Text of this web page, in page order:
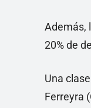
Además,
20% de
Una
Ferreyra